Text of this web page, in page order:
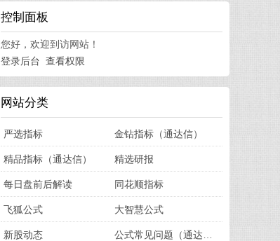
控制面板
您好，欢迎到访网站！
登录后台 查看权限
网站分类
严选指标 金钻指标（通达信）
精品指标（通达信） 精选研报
每日盘前后解读 同花顺指标
飞狐公式 大智慧公式
新股动态